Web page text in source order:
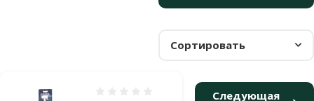
Сортировать
Следующая